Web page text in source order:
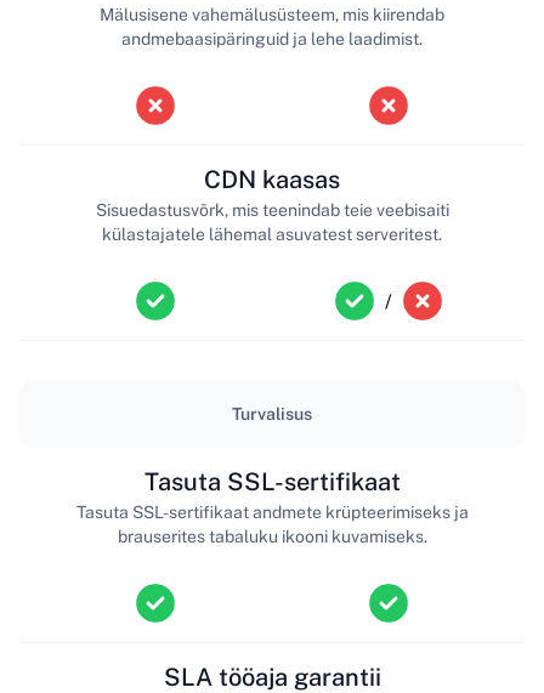
Mälusisene vahemälusüsteem, mis kiirendab
andmebaasipäringuid ja lehe laadimist.
CDN kaasas
Sisuedastusvõrk, mis teenindab teie veebisaiti
külastajatele lähemal asuvatest serveritest.
/
Turvalisus
Tasuta SSL-sertifikaat
Tasuta SSL-sertifikaat andmete krüpteerimiseks ja
brauserites tabaluku ikooni kuvamiseks.
SLA tööaja garantii